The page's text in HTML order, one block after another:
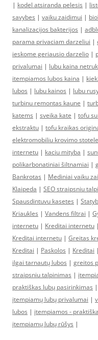
| kodel atsiranda pelesis |
savybes | vaiku zaidimui |
kanalizacijos bakterijos |
parama privaciam darzeliui |
ieskome geriausio darzelio |
privalumai | lubu kaina
itempiamos lubos kaina |
lubos | lubu kainos | lubu
turbinu remontas kaune |
katems | sveika kate | tofu
ekstraktu | tofu kraikas
elektromobiliu krovimo
internetu | kaciu mityba |
polikarbonatiniai šiltnamiai |
Bankrotas | Mediniai vaiku
Klaipeda | SEO straipsniu
Spausdintuvu kasetes |
Kriaukles | Vandens filtrai |
internetu | Kreditai internetu |
Kreditai internetu | Greitas
Kreditai | Paskolos | Kreditai |
ilgai tarnautų lubos | greitos
straipsniu talpinimas |
praktiškas lubų pasirinkimas |
įtempiamų lubų privalumai |
lubos | įtempiamos -
įtempiamų lubų rūšys |